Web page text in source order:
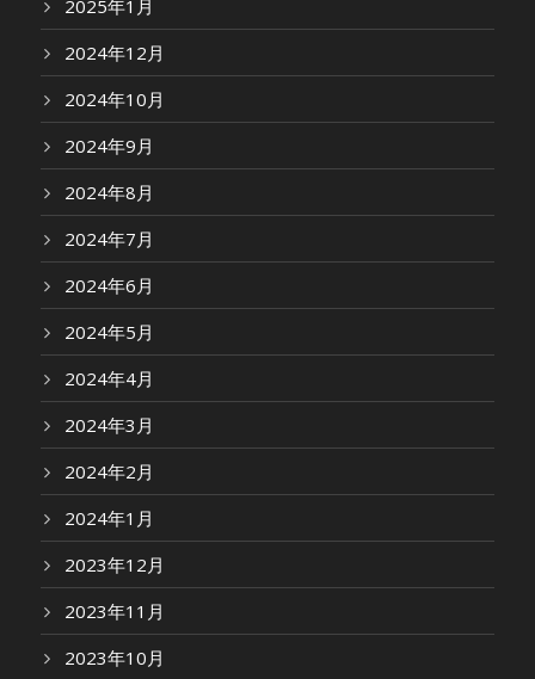
2025年1月
2024年12月
2024年10月
2024年9月
2024年8月
2024年7月
2024年6月
2024年5月
2024年4月
2024年3月
2024年2月
2024年1月
2023年12月
2023年11月
2023年10月